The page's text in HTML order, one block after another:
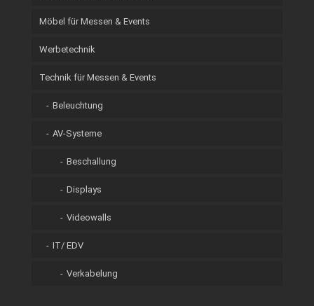
Möbel für Messen & Events
Werbetechnik
Technik für Messen & Events
Beleuchtung
AV-Systeme
Beschallung
Displays
Videowalls
IT/ EDV
Verkabelung